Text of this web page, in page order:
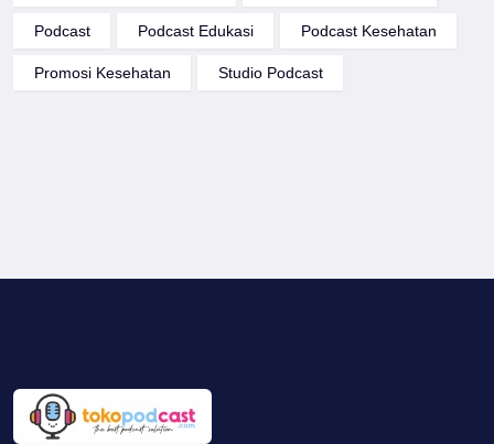
Podcast Podcast Edukasi Podcast Kesehatan
Promosi Kesehatan Studio Podcast